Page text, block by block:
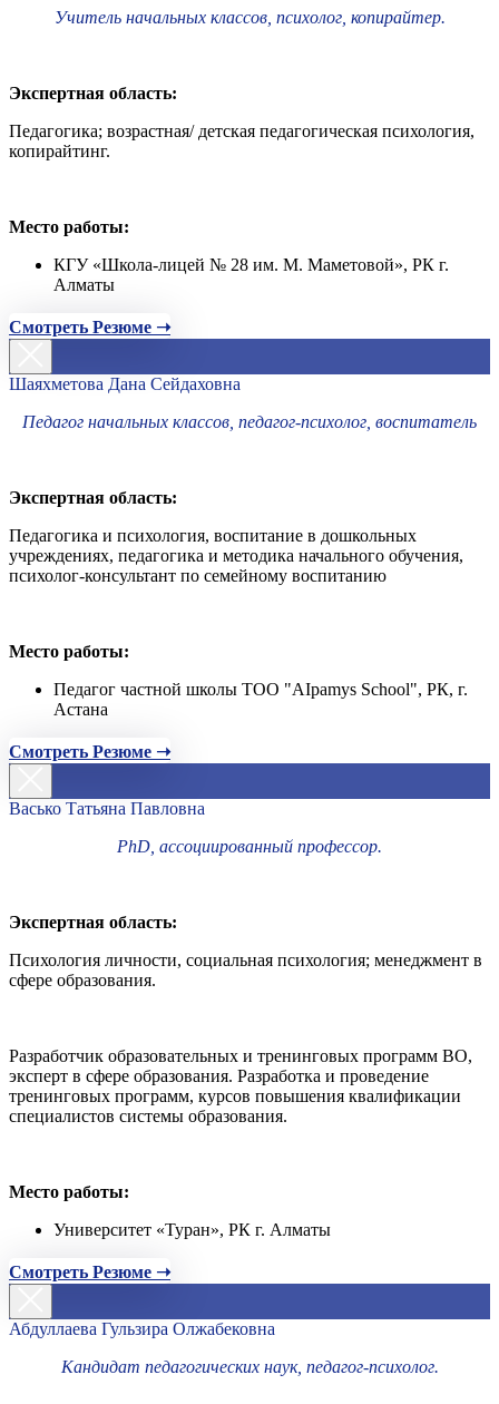
Учитель начальных классов, психолог, копирайтер.
Экспертная область:
Педагогика; возрастная/ детская педагогическая психология,
копирайтинг.
Место работы:
КГУ «Школа-лицей № 28 им. М. Маметовой», РК г.
Алматы
Смотреть Резюме ➝
Шаяхметова Дана Сейдаховна
Педагог начальных классов, педагог-психолог, воспитатель
Экспертная область:
Педагогика и психология, воспитание в дошкольных
учреждениях, педагогика и методика начального обучения,
психолог-консультант по семейному воспитанию
Место работы:
Педагог частной школы ТОО "AIpamys School", РК, г.
Астана
Смотреть Резюме ➝
Васько Татьяна Павловна
PhD, ассоциированный профессор.
Экспертная область:
Психология личности, социальная психология; менеджмент в
сфере образования.
Разработчик образовательных и тренинговых программ ВО,
эксперт в сфере образования. Разработка и проведение
тренинговых программ, курсов повышения квалификации
специалистов системы образования.
Место работы:
Университет «Туран», РК г. Алматы
Смотреть Резюме ➝
Абдуллаева Гульзира Олжабековна
Кандидат педагогических наук, педагог-психолог.